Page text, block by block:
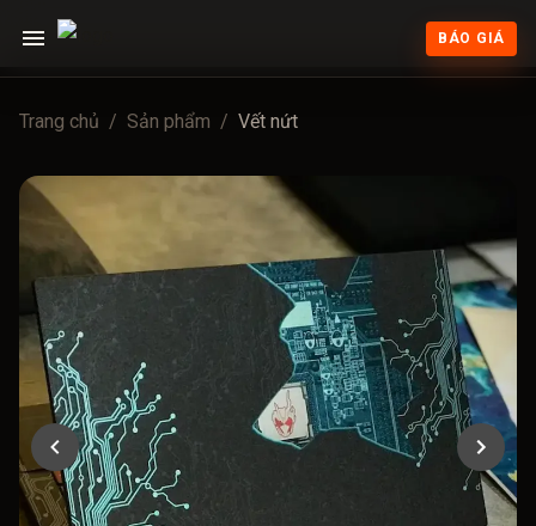
BÁO GIÁ
Trang chủ / Sản phẩm / Vết nứt